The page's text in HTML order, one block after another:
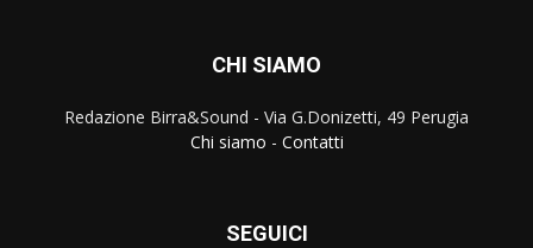
CHI SIAMO
Redazione Birra&Sound - Via G.Donizetti, 49 Perugia
Chi siamo - Contatti
SEGUICI